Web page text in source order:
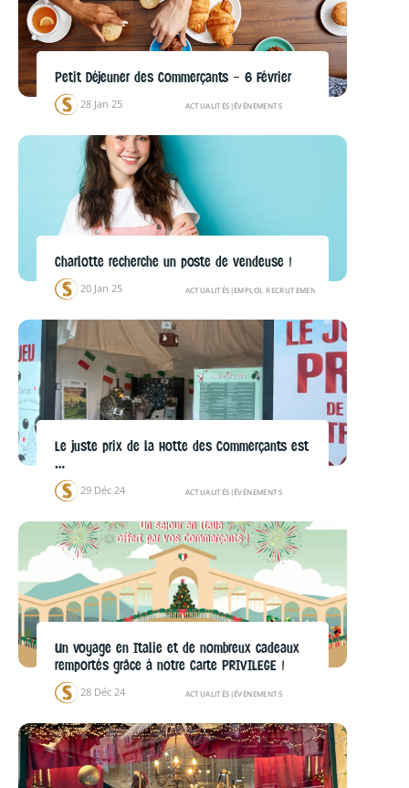
Petit Déjeuner des Commerçants – 6 Février
28 Jan 25 ACTUALITÉS |ÉVÉNEMENTS
Charlotte recherche un poste de vendeuse !
20 Jan 25 ACTUALITÉS |EMPLOI, RECRUTEMENTS
Le juste prix de la Hotte des Commerçants est
…
29 Déc 24 ACTUALITÉS |ÉVÉNEMENTS
Un voyage en Italie et de nombreux cadeaux
remportés grâce à notre Carte PRIVILEGE !
28 Déc 24 ACTUALITÉS |ÉVÉNEMENTS